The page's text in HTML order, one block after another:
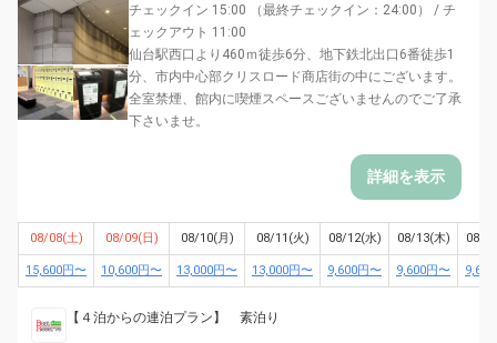
チェックイン 15:00 （最終チェックイン：24:00） / チ
ェックアウト 11:00
仙台駅西口より460ｍ徒歩6分、地下鉄北出口6番徒歩1
分、市内中心部クリスロード商店街の中にございます。
全室禁煙、館内に喫煙スペースございませんのでご了承
下さいませ。
詳細を表示
08/08(土) 08/09(日) 08/10(月) 08/11(火) 08/12(水) 08/13(木) 08/
15,600円〜 10,600円〜 13,000円〜 13,000円〜 9,600円〜 9,600円〜
【４泊からの連泊プラン】 素泊り